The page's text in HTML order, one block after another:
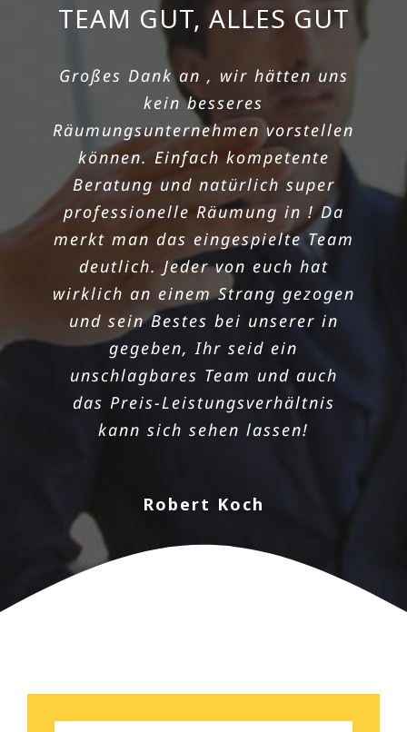
TEAM GUT, ALLES GUT
Großes Dank an , wir hätten uns
kein besseres
Räumungsunternehmen vorstellen
können. Einfach kompetente
Beratung und natürlich super
professionelle Räumung in ! Da
merkt man das eingespielte Team
deutlich. Jeder von euch hat
wirklich an einem Strang gezogen
und sein Bestes bei unserer in
gegeben, Ihr seid ein
unschlagbares Team und auch
das Preis-Leistungsverhältnis
kann sich sehen lassen!
Robert Koch
PREISGÜNSTIGSTER
ANBIETER UND
SCHNELLE
Manchmal kommen die Dinge
unerwartet, eine in so kurzer Zeit
war der absolute Alptraum für
uns. Aber dank den
Freischauflern haben wir alles
doch in den Griff bekommen!
Unsere in hat einwandfrei
geklappt, weil wir nicht nur einen
schnell einen Termin bekamen,
sondern auch ein motiviertes
Team an unserer Seite sahen!
nebenbei bemerkt, das
Preisleistungsverhältnis ist
wirklich überzeugend.